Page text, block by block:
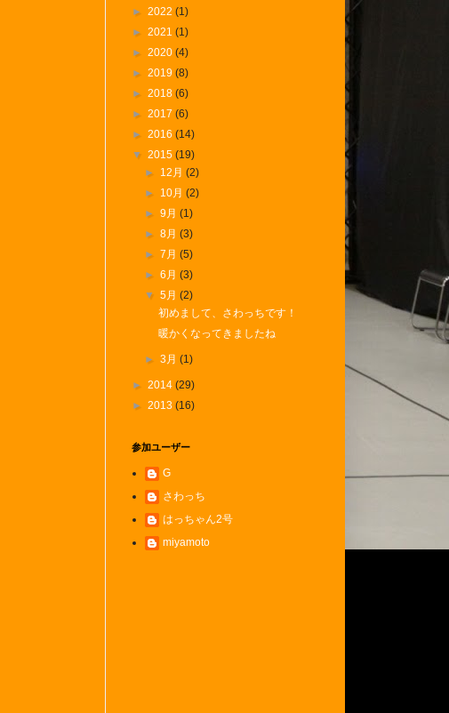
► 2022 (1)
► 2021 (1)
► 2020 (4)
► 2019 (8)
► 2018 (6)
► 2017 (6)
► 2016 (14)
▼ 2015 (19)
► 12月(2)
► 10月(2)
►9月(1)
►8月(3)
►7月(5)
►6月(3)
▼5月(2)
初めまして、さわっちです！
暖かくなってきましたね
►3月(1)
► 2014 (29)
► 2013 (16)
参加ユーザー
G
さわっち
はっちゃん2号
miyamoto